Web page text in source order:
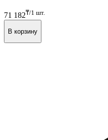
71 182₸/1 шт.
В корзину